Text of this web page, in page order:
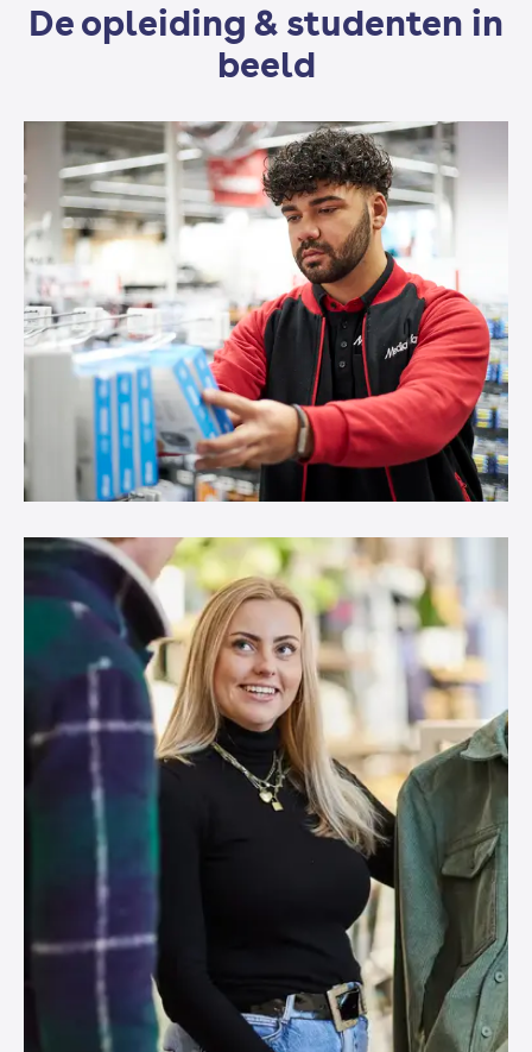
Loopbaanoriëntatie en -begeleiding (LOB)
De opleiding & studenten in
beeld